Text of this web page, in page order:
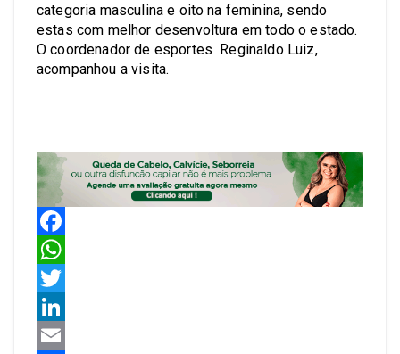
categoria masculina e oito na feminina, sendo
estas com melhor desenvoltura em todo o estado.
O coordenador de esportes Reginaldo Luiz,
acompanhou a visita.
Facebook
WhatsApp
Twitter
LinkedIn